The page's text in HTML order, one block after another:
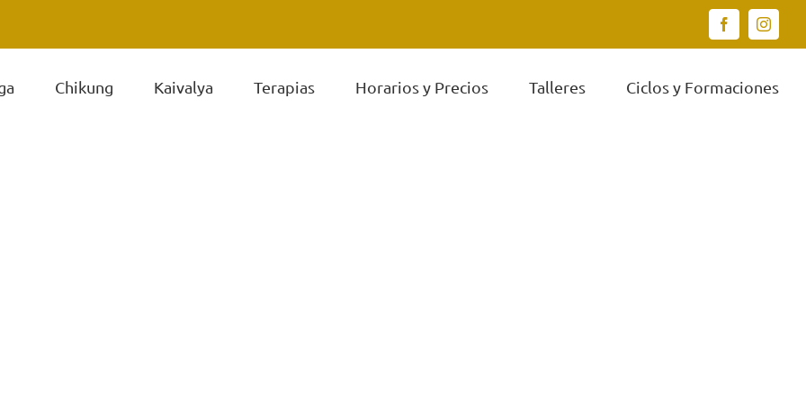
Facebook
Chikung Kaivalya Terapias Horarios y Precios Talleres Ciclos y Formaciones